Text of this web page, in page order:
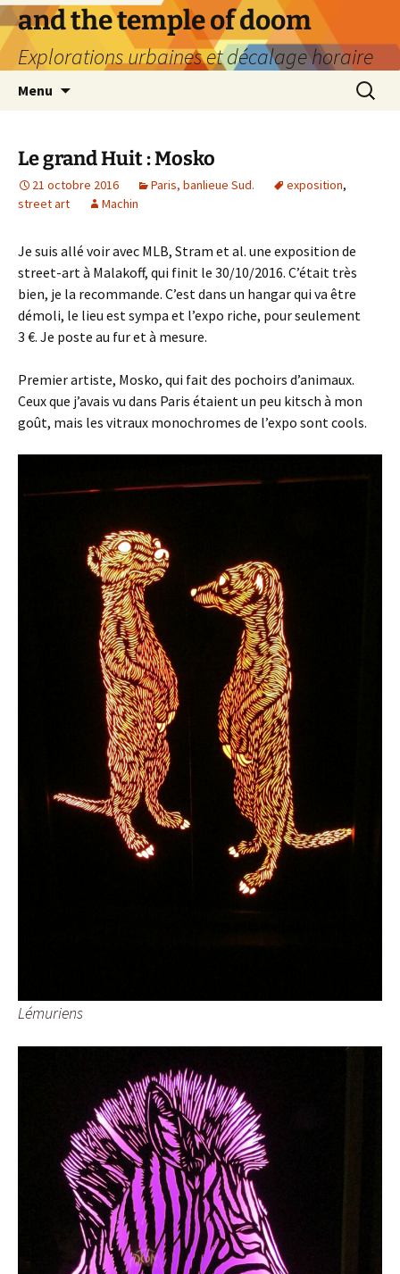
Aller
au
contenu
and the temple of doom
Explorations urbaines et décalage horaire
Menu
Le grand Huit : Mosko
21 octobre 2016 Paris, banlieue Sud. exposition,
street art
Machin
Je suis allé voir avec MLB, Stram et al. une exposition de
street-art à Malakoff, qui finit le 30/10/2016. C’était très
bien, je la recommande. C’est dans un hangar qui va être
démoli, le lieu est sympa et l’expo riche, pour seulement
3 €. Je poste au fur et à mesure.
Premier artiste, Mosko, qui fait des pochoirs d’animaux.
Ceux que j’avais vu dans Paris étaient un peu kitsch à mon
goût, mais les vitraux monochromes de l’expo sont cools.
Lémuriens